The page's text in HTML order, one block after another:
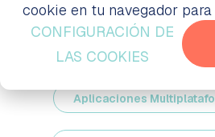
cookie en tu navegador
CONFIGURACIÓN DE
LAS COOKIES
Todo
Aplicaciones